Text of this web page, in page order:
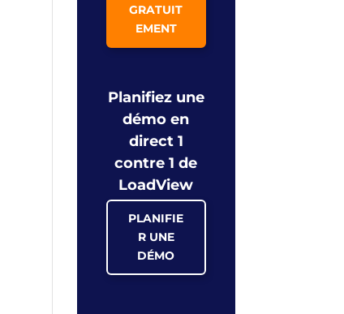
GRATUIT
EMENT
Planifiez une
démo en
direct 1
contre 1 de
LoadView
PLANIFIE
R UNE
DÉMO